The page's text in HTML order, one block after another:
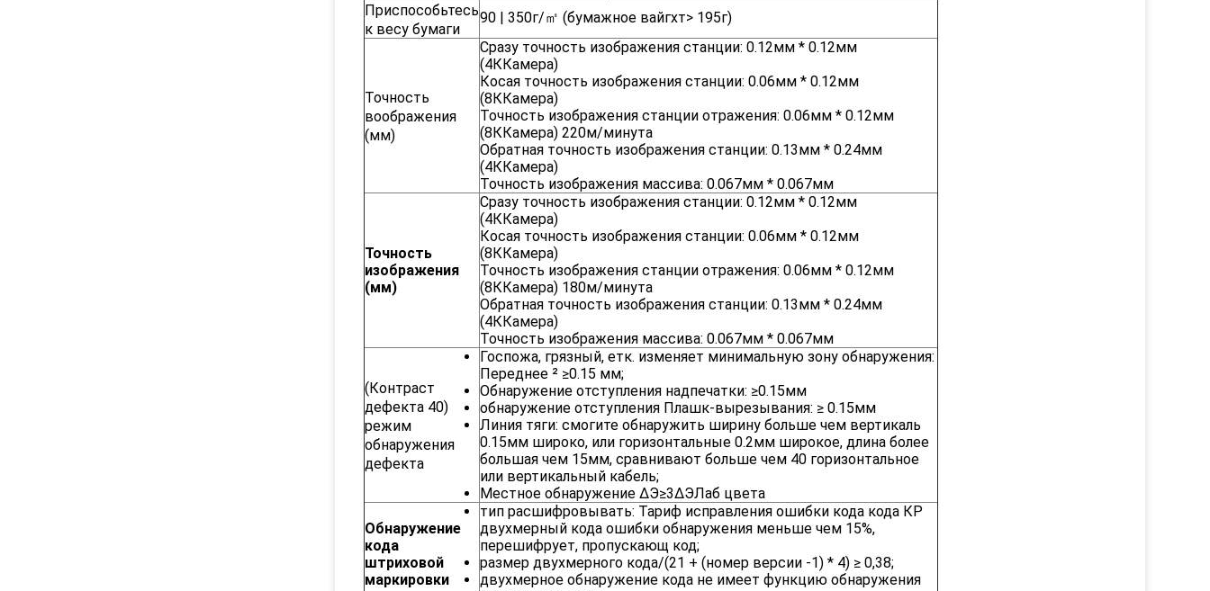
Приспособьтесь
к весу бумаги
90 | 350г/㎡ (бумажное вайгхт> 195г)
Точность
воображения
(мм)
Сразу точность изображения станции: 0.12мм * 0.12мм
(4ККамера)
Косая точность изображения станции: 0.06мм * 0.12мм
(8ККамера)
Точность изображения станции отражения: 0.06мм * 0.12мм
(8ККамера) 220м/минута
Обратная точность изображения станции: 0.13мм * 0.24мм
(4ККамера)
Точность изображения массива: 0.067мм * 0.067мм
Точность
изображения
(мм)
Сразу точность изображения станции: 0.12мм * 0.12мм
(4ККамера)
Косая точность изображения станции: 0.06мм * 0.12мм
(8ККамера)
Точность изображения станции отражения: 0.06мм * 0.12мм
(8ККамера) 180м/минута
Обратная точность изображения станции: 0.13мм * 0.24мм
(4ККамера)
Точность изображения массива: 0.067мм * 0.067мм
(Контраст
дефекта 40)
режим
обнаружения
дефекта
Госпожа, грязный, етк. изменяет минимальную зону обнаружения:
Переднее ² ≥0.15 мм;
Обнаружение отступления надпечатки: ≥0.15мм
обнаружение отступления Плашк-вырезывания: ≥ 0.15мм
Линия тяги: смогите обнаружить ширину больше чем вертикаль
0.15мм широко, или горизонтальные 0.2мм широкое, длина более
большая чем 15мм, сравнивают больше чем 40 горизонтальное
или вертикальный кабель;
Местное обнаружение ΔЭ≥3ΔЭЛаб цвета
Обнаружение
кода
штриховой
маркировки
тип расшифровывать: Тариф исправления ошибки кода кода КР
двухмерный кода ошибки обнаружения меньше чем 15%,
перешифрует, пропускающ код;
размер двухмерного кода/(21 + (номер версии -1) * 4) ≥ 0,38;
двухмерное обнаружение кода не имеет функцию обнаружения